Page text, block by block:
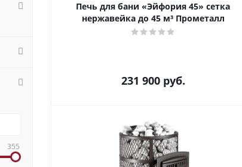
Печь для бани «Эйфория 45» сетка
нержавейка до 45 м³ Прометалл
231 900руб.
355